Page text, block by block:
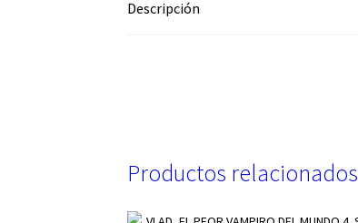
Descripción
Productos relacionados